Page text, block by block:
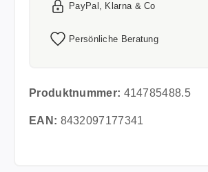
PayPal, Klarna & Co
Persönliche Beratung
Produktnummer: 414785488.5
EAN: 8432097177341